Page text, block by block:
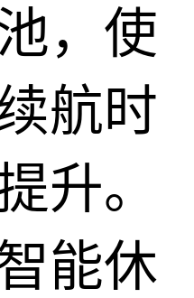
，使
航时
升。
能休